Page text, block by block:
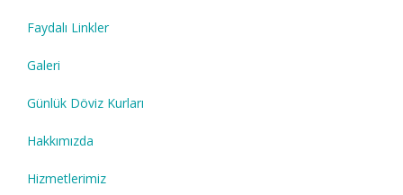
Faydalı Linkler
Galeri
Günlük Döviz Kurları
Hakkımızda
Hizmetlerimiz